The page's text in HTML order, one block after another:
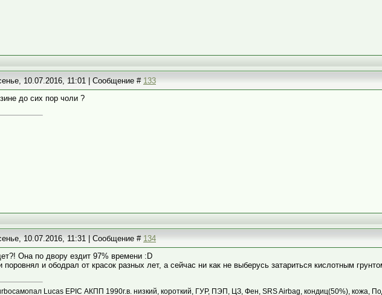
10.07.2016, 11:01 | Сообщение #133
до сих пор чоли ?
10.07.2016, 11:31 | Сообщение #134
Она по двору ездит 97% времени :D
поровнял и ободрал от красок разных лет, а сейчас ни как не выберусь затариться кислотным
Lucas EPIC АКПП 1990г.в. низкий, короткий, ГУР, ПЭП, ЦЗ, Фен, SRS Airbag, кондиц(50%), кожа,